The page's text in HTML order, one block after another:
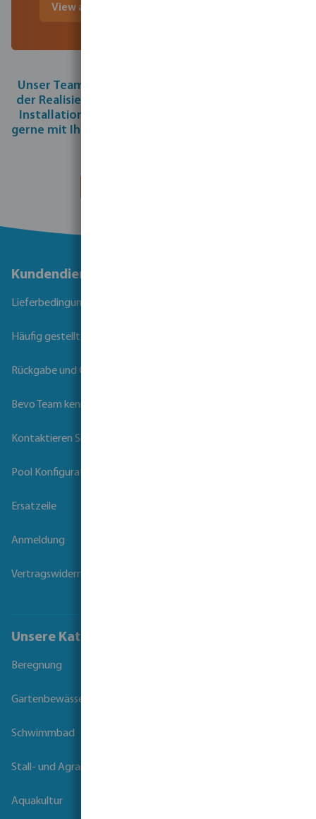
View and download the brochure
Unser Team von Spezialisten hilft Ihnen gerne bei
der Realisierung Ihrer Projekte. Geben Sie uns Ihre
Installations- und Kontaktdaten und wir arbeiten
gerne mit Ihnen zusammen, um Ihr Projekte in Gang
Kundendienst
Lieferbedingungen
Häufig gestellte Fragen
Rückgabe und Garantie
Bevo Team kennenlernen
Kontaktieren Sie uns
Pool Konfigurator
Ersatzeile
Anmeldung
Vertragswiderruf
Unsere Kataloge
Beregnung
Gartenbewässerung
Schwimmbad
Stall- und Agrartechnik
Aquakultur